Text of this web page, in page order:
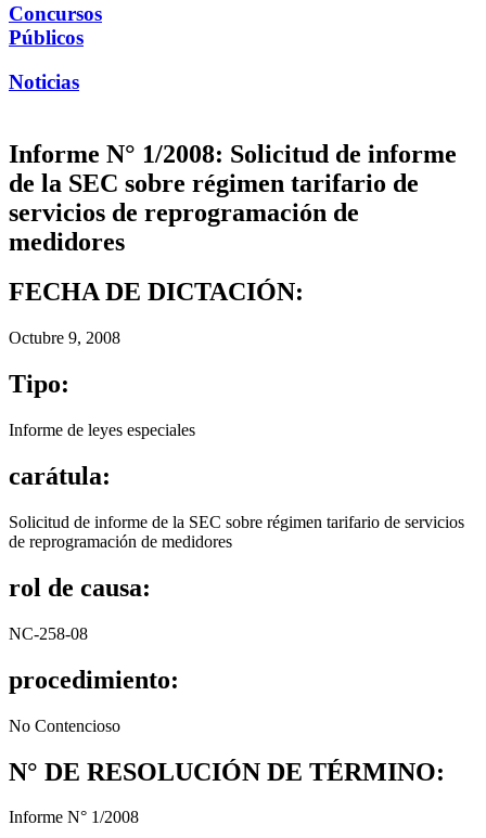
Concursos
Públicos
Noticias
Informe N° 1/2008: Solicitud de informe
de la SEC sobre régimen tarifario de
servicios de reprogramación de
medidores
FECHA DE DICTACIÓN:
Octubre 9, 2008
Tipo:
Informe de leyes especiales
carátula:
Solicitud de informe de la SEC sobre régimen tarifario de servicios
de reprogramación de medidores
rol de causa:
NC-258-08
procedimiento:
No Contencioso
N° DE RESOLUCIÓN DE TÉRMINO:
Informe N° 1/2008